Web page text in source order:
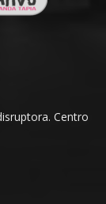
Centro